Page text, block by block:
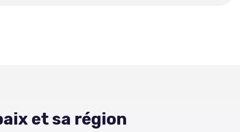
et sa région